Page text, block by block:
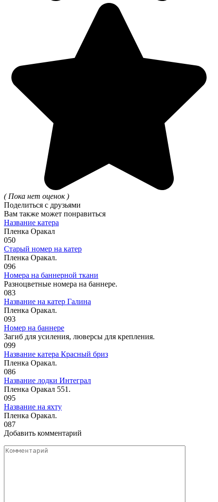
( Пока нет оценок )
Поделиться с друзьями
Вам также может понравиться
Название катера
Пленка Оракал
050
Старый номер на катер
Пленка Оракал.
096
Номера на баннерной ткани
Разноцветные номера на баннере.
083
Название на катер Галина
Пленка Оракал.
093
Номер на баннере
Загиб для усиления, люверсы для крепления.
099
Название катера Красный бриз
Пленка Оракал.
086
Название лодки Интеграл
Пленка Оракал 551.
095
Название на яхту
Пленка Оракал.
087
Добавить комментарий
Комментарий